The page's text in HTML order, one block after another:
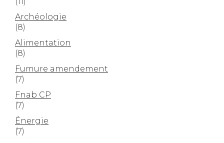
Archéologie
(8)
Alimentation
(8)
Fumure amendement
(7)
Fnab CP
(7)
Énergie
(7)